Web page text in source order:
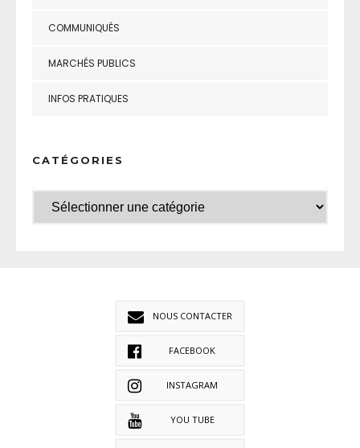
COMMUNIQUÉS
MARCHÉS PUBLICS
INFOS PRATIQUES
CATÉGORIES
NOUS CONTACTER
FACEBOOK
INSTAGRAM
YOU TUBE